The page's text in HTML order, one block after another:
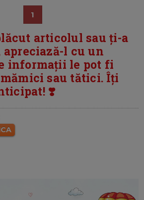
1
articolul sau ți-a
apreciază-l cu un
informații le pot fi
sau tătici. Îți
❣️